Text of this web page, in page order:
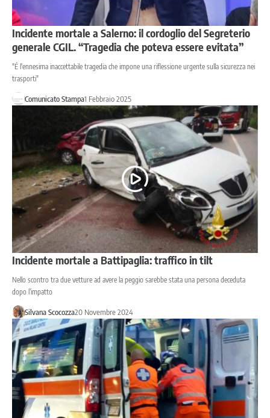
Incidente mortale a Salerno: il cordoglio del Segreterio
generale CGIL. “Tragedia che poteva essere evitata”
"É l'ennesima inaccettabile tragedia che impone una riflessione urgente sulla sicurezza nei
trasporti"
Comunicato Stampa1 Febbraio 2025
Incidente mortale a Battipaglia: traffico in tilt
Nello scontro tra due vetture ad avere la peggio sarebbe stata una persona deceduta
dopo l’impatto
Silvana Scocozza20 Novembre 2024